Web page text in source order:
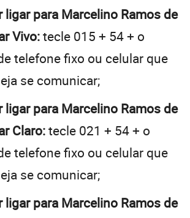
ligar para Marcelino Ramos de
Vivo:tecle 015 + 54 + o
telefone fixo ou celular que
se comunicar;
ligar para Marcelino Ramos de
Claro:tecle 021 + 54 + o
telefone fixo ou celular que
se comunicar;
ligar para Marcelino Ramos de